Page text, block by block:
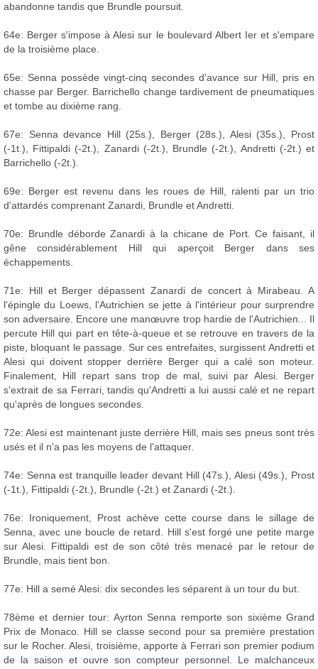
abandonne tandis que Brundle poursuit.
64e: Berger s'impose à Alesi sur le boulevard Albert Ier et s'empare
de la troisième place.
65e: Senna possède vingt-cinq secondes d'avance sur Hill, pris en
chasse par Berger. Barrichello change tardivement de pneumatiques
et tombe au dixième rang.
67e: Senna devance Hill (25s.), Berger (28s.), Alesi (35s.), Prost
(-1t.), Fittipaldi (-2t.), Zanardi (-2t.), Brundle (-2t.), Andretti (-2t.) et
Barrichello (-2t.).
69e: Berger est revenu dans les roues de Hill, ralenti par un trio
d'attardés comprenant Zanardi, Brundle et Andretti.
70e: Brundle déborde Zanardi à la chicane de Port. Ce faisant, il
gêne considérablement Hill qui aperçoit Berger dans ses
échappements.
71e: Hill et Berger dépassent Zanardi de concert à Mirabeau. A
l'épingle du Loews, l'Autrichien se jette à l'intérieur pour surprendre
son adversaire. Encore une manœuvre trop hardie de l'Autrichien... Il
percute Hill qui part en tête-à-queue et se retrouve en travers de la
piste, bloquant le passage. Sur ces entrefaites, surgissent Andretti et
Alesi qui doivent stopper derrière Berger qui a calé son moteur.
Finalement, Hill repart sans trop de mal, suivi par Alesi. Berger
s'extrait de sa Ferrari, tandis qu'Andretti a lui aussi calé et ne repart
qu'après de longues secondes.
72e: Alesi est maintenant juste derrière Hill, mais ses pneus sont très
usés et il n'a pas les moyens de l'attaquer.
74e: Senna est tranquille leader devant Hill (47s.), Alesi (49s.), Prost
(-1t.), Fittipaldi (-2t.), Brundle (-2t.) et Zanardi (-2t.).
76e: Ironiquement, Prost achève cette course dans le sillage de
Senna, avec une boucle de retard. Hill s'est forgé une petite marge
sur Alesi. Fittipaldi est de son côté très menacé par le retour de
Brundle, mais tient bon.
77e: Hill a semé Alesi: dix secondes les séparent à un tour du but.
78ème et dernier tour: Ayrton Senna remporte son sixième Grand
Prix de Monaco. Hill se classe second pour sa première prestation
sur le Rocher. Alesi, troisième, apporte à Ferrari son premier podium
de la saison et ouvre son compteur personnel. Le malchanceux